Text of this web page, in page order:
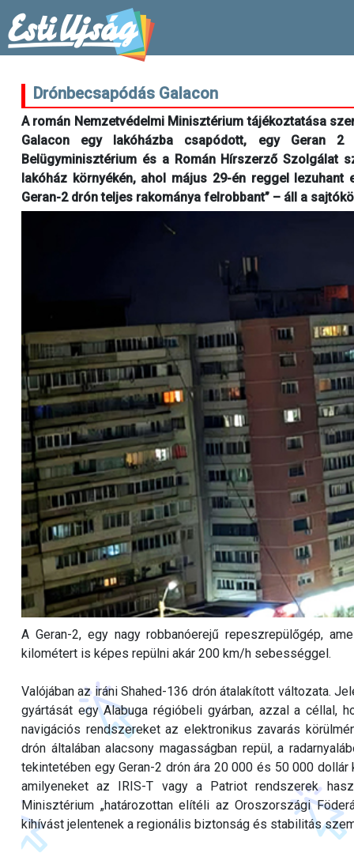
Drónbecsapódás Galacon
A román Nemzetvédelmi Minisztérium tájékoztatása
Galacon egy lakóházba csapódott, egy Geran
Belügyminisztérium és a Román Hírszerző Szolgálat
lakóház környékén, ahol május 29-én reggel
Geran-2 drón teljes rakománya felrobbant” – áll a
A Geran-2, egy nagy robbanóerejű repeszrepülőgép,
kilométert is képes repülni akár 200 km/h sebességgel.
Valójában az iráni Shahed-136 drón átalakított változata.
gyártását egy Alabuga régióbeli gyárban, azzal a céllal,
navigációs rendszereket az elektronikus zavarás
drón általában alacsony magasságban repül, a
tekintetében egy Geran-2 drón ára 20 000 és 50 000
amilyeneket az IRIS-T vagy a Patriot rendszerek
Minisztérium „határozottan elítéli az Oroszországi
kihívást jelentenek a regionális biztonság és stabilitás